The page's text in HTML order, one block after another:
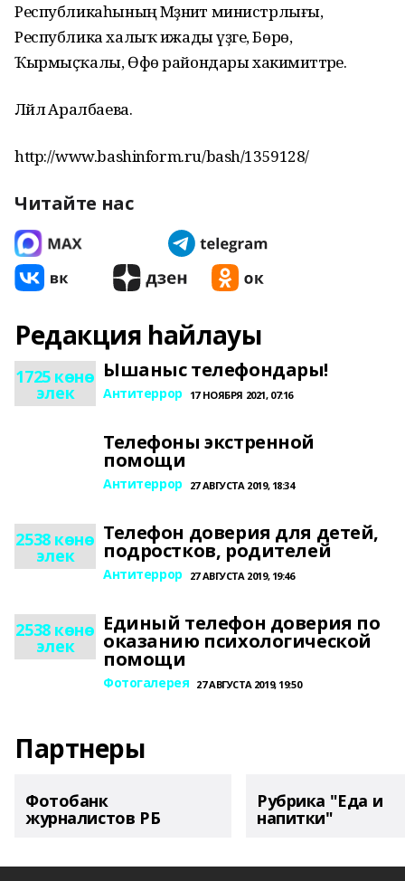
Республикаһының Мәҙәниәт министрлығы,
Республика халыҡ ижады үҙәге, Бөрө,
Ҡырмыҫҡалы, Өфө райондары хакимиәттәре.
Ләйлә Аралбаева.
http://www.bashinform.ru/bash/1359128/
Читайте нас
Редакция һайлауы
1725 көнө
элек
Ышаныс телефондары!
Антитеррор 17 НОЯБРЯ 2021, 07:16
Телефоны экстренной
помощи
Антитеррор 27 АВГУСТА 2019, 18:34
2538 көнө
элек
Телефон доверия для детей,
подростков, родителей
Антитеррор 27 АВГУСТА 2019, 19:46
2538 көнө
элек
Единый телефон доверия по
оказанию психологической
помощи
Фотогалерея 27 АВГУСТА 2019, 19:50
Партнеры
Фотобанк
журналистов РБ
Рубрика "Еда и
напитки"